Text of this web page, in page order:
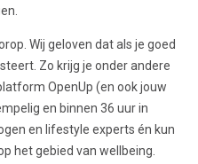
Wij geloven dat als je goed
Zo krijg je onder andere
OpenUp (en ook jouw
en binnen 36 uur in
en lifestyle experts én kun
het gebied van wellbeing.